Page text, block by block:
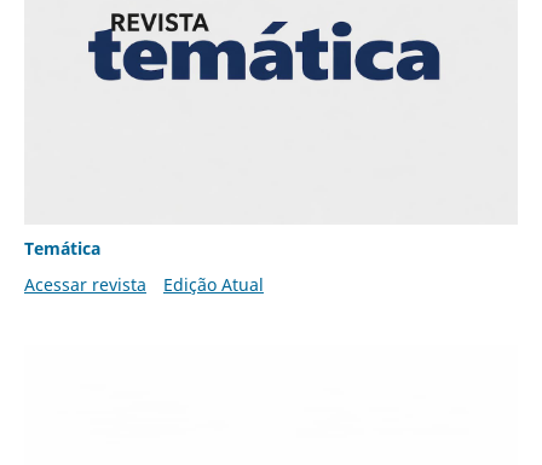
Temática
Acessar revista
Edição Atual